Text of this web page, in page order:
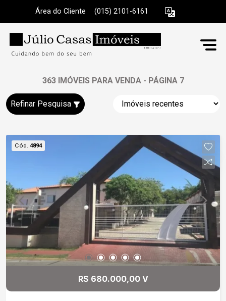
Área do Cliente (015) 2101-6161
363 IMÓVEIS PARA VENDA - PÁGINA 7
Refinar Pesquisa
Cód. 4894
R$ 680.000,00 V